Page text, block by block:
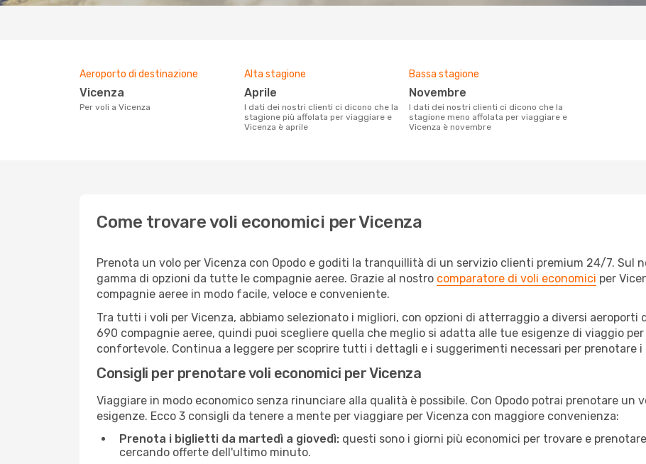
Aeroporto di destinazione
Vicenza
Per voli a Vicenza
Alta stagione
aprile
I dati dei nostri clienti ci dicono che la
stagione più affolata per viaggiare e
Vicenza è aprile
Bassa stagione
novembre
I dati dei nostri clienti ci dicono che la
stagione meno affolata per viaggiare e
Vicenza è novembre
Come trovare voli economici per Vicenza
Prenota un volo per Vicenza con Opodo e goditi la tranquillità di un servizio clienti premium 24/7. Sul
gamma di opzioni da tutte le compagnie aeree. Grazie al nostro comparatore di voli economici per
compagnie aeree in modo facile, veloce e conveniente.
Tra tutti i voli per Vicenza, abbiamo selezionato i migliori, con opzioni di atterraggio a diversi aeroporti
690 compagnie aeree, quindi puoi scegliere quella che meglio si adatta alle tue esigenze di viaggio
confortevole. Continua a leggere per scoprire tutti i dettagli e i suggerimenti necessari per prenotare i
Consigli per prenotare voli economici per Vicenza
Viaggiare in modo economico senza rinunciare alla qualità è possibile. Con Opodo potrai prenotare un
esigenze. Ecco 3 consigli da tenere a mente per viaggiare per Vicenza con maggiore convenienza:
Prenota i biglietti da martedì a giovedì: questi sono i giorni più economici per trovare e
cercando offerte dell'ultimo minuto.